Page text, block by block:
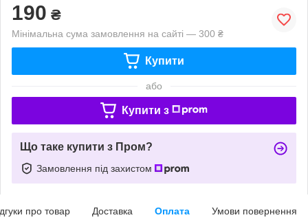
190 ₴
Мінімальна сума замовлення на сайті — 300 ₴
Купити
або
Купити з
Що таке купити з Пром?
Замовлення під захистом
про товар Доставка Оплата Умови повернення